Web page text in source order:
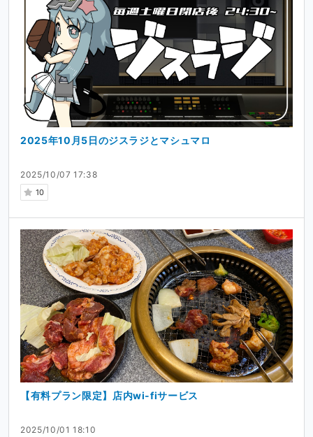
2025/10/07 17:38
10
2025年10月5日のジスラジとマシュマロ
2025/10/01 18:10
【有料プラン限定】店内wi-fiサービス